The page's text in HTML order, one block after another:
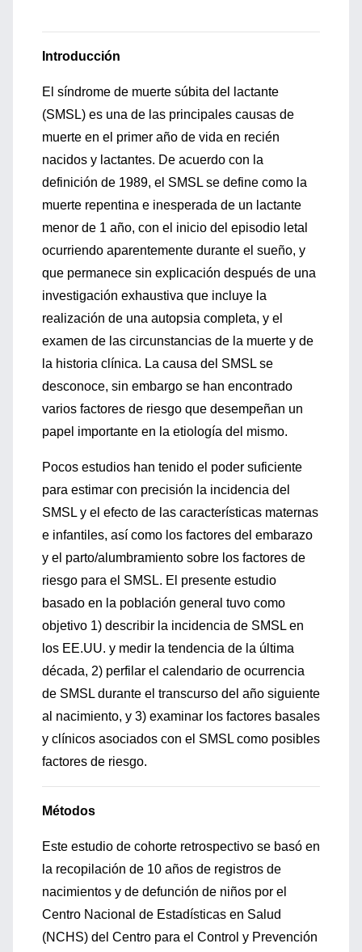
Introducción
El síndrome de muerte súbita del lactante
(SMSL) es una de las principales causas de
muerte en el primer año de vida en recién
nacidos y lactantes. De acuerdo con la
definición de 1989, el SMSL se define como la
muerte repentina e inesperada de un lactante
menor de 1 año, con el inicio del episodio letal
ocurriendo aparentemente durante el sueño, y
que permanece sin explicación después de una
investigación exhaustiva que incluye la
realización de una autopsia completa, y el
examen de las circunstancias de la muerte y de
la historia clínica. La causa del SMSL se
desconoce, sin embargo se han encontrado
varios factores de riesgo que desempeñan un
papel importante en la etiología del mismo.
Pocos estudios han tenido el poder suficiente
para estimar con precisión la incidencia del
SMSL y el efecto de las características maternas
e infantiles, así como los factores del embarazo
y el parto/alumbramiento sobre los factores de
riesgo para el SMSL. El presente estudio
basado en la población general tuvo como
objetivo 1) describir la incidencia de SMSL en
los EE.UU. y medir la tendencia de la última
década, 2) perfilar el calendario de ocurrencia
de SMSL durante el transcurso del año siguiente
al nacimiento, y 3) examinar los factores basales
y clínicos asociados con el SMSL como posibles
factores de riesgo.
Métodos
Este estudio de cohorte retrospectivo se basó en
la recopilación de 10 años de registros de
nacimientos y de defunción de niños por el
Centro Nacional de Estadísticas en Salud
(NCHS) del Centro para el Control y Prevención